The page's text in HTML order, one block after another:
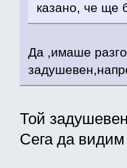
казано, че ще
Да ,имаше
Той
Сега да